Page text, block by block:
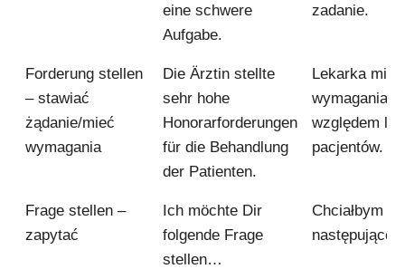
eine schwere
Aufgabe.
zadanie.
Forderung stellen
– stawiać
żądanie/mieć
wymagania
Die Ärztin stellte
sehr hohe
Honorarforderungen
für die Behandlung
der Patienten.
Lekarka
wymagania
względem
pacjentów.
Frage stellen –
zapytać
Ich möchte Dir
folgende Frage
stellen…
Chciałbym ci
następujące